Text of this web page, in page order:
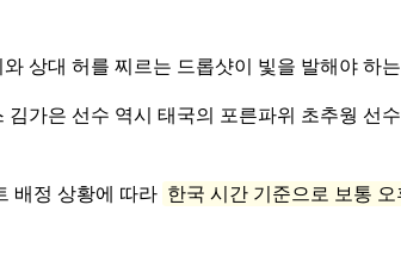
상대 허를 찌르는 드롭샷이 빛을 발해야 하
가은 선수 역시 태국의 포른파위 초추웡 선
배정 상황에 따라 한국 시간 기준으로 보통